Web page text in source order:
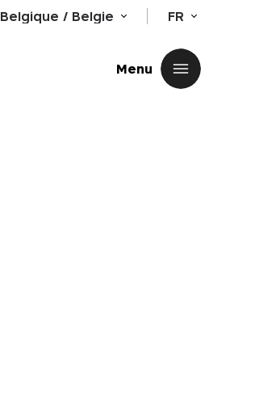
Belgique / Belgie FR
Menu